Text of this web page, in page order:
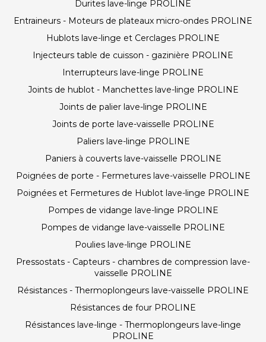
Durites lave-linge PROLINE
Entraineurs - Moteurs de plateaux micro-ondes PROLINE
Hublots lave-linge et Cerclages PROLINE
Injecteurs table de cuisson - gazinière PROLINE
Interrupteurs lave-linge PROLINE
Joints de hublot - Manchettes lave-linge PROLINE
Joints de palier lave-linge PROLINE
Joints de porte lave-vaisselle PROLINE
Paliers lave-linge PROLINE
Paniers à couverts lave-vaisselle PROLINE
Poignées de porte - Fermetures lave-vaisselle PROLINE
Poignées et Fermetures de Hublot lave-linge PROLINE
Pompes de vidange lave-linge PROLINE
Pompes de vidange lave-vaisselle PROLINE
Poulies lave-linge PROLINE
Pressostats - Capteurs - chambres de compression lave-
vaisselle PROLINE
Résistances - Thermoplongeurs lave-vaisselle PROLINE
Résistances de four PROLINE
Résistances lave-linge - Thermoplongeurs lave-linge
PROLINE